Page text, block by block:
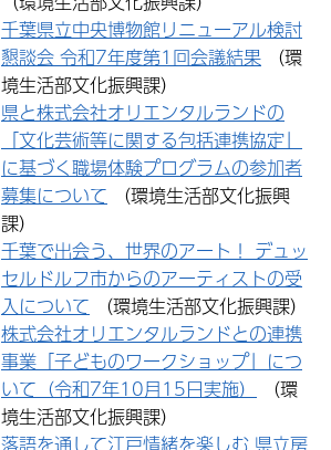
千葉県立中央博物館リニューアル検討
懇談会 令和7年度第1回会議結果
境生活部文化振興課）
県と株式会社オリエンタルランドの
「文化芸術等に関する包括連携協定」
に基づく職場体験プログラムの参加者
募集について
課）
千葉で出会う、世界のアート！ デュッ
セルドルフ市からのアーティストの受
入について
（環境生活部文化振興課）
株式会社オリエンタルランドとの連携
事業「子どものワークショップ」につ
いて（令和7年10月15日実施）
境生活部文化振興課）
落語を通して江戸情緒を楽しむ 県立房